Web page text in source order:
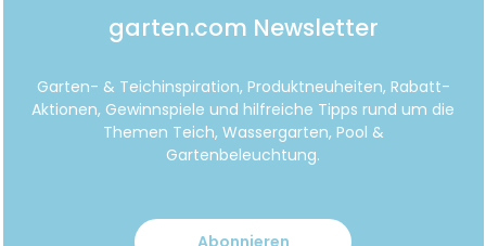
garten.com Newsletter
Garten- & Teichinspiration, Produktneuheiten, Rabatt-
Aktionen, Gewinnspiele und hilfreiche Tipps rund um die
Themen Teich, Wassergarten, Pool &
Gartenbeleuchtung.